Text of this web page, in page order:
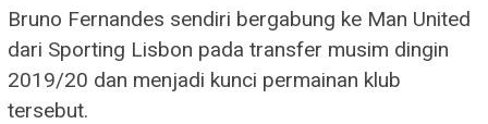
Bruno Fernandes sendiri bergabung ke Man United
dari Sporting Lisbon pada transfer musim dingin
2019/20 dan menjadi kunci permainan klub
tersebut.